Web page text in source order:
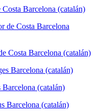
Barcelona (catalán)
Costa Barcelona (catalán)
Barcelona (catalán)